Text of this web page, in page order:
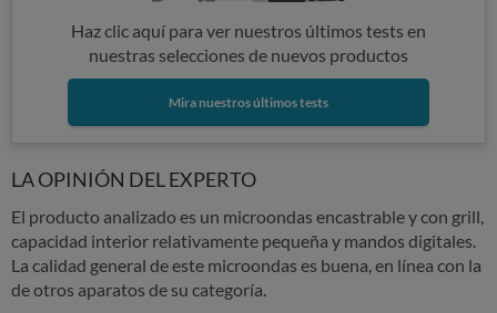
Haz clic aquí para ver nuestros últimos tests en
nuestras selecciones de nuevos productos
Mira nuestros últimos tests
LA OPINIÓN DEL EXPERTO
El producto analizado es un microondas encastrable y con grill,
capacidad interior relativamente pequeña y mandos digitales.
La calidad general de este microondas es buena, en línea con la
de otros aparatos de su categoría.